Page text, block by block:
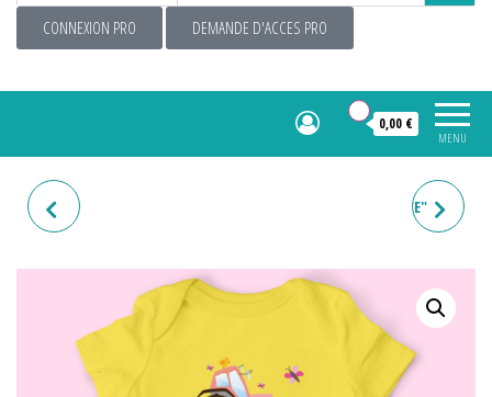
CONNEXION PRO DEMANDE D'ACCES PRO
MENU
0,00 €
BODY BÉBÉ "AGRICULTRICE"